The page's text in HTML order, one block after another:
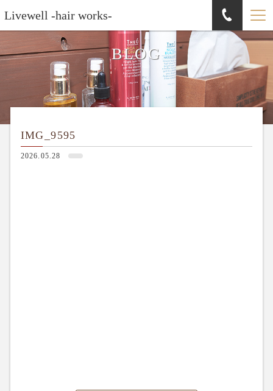
Livewell -hair works-
BLOG
IMG_9595
2026.05.28